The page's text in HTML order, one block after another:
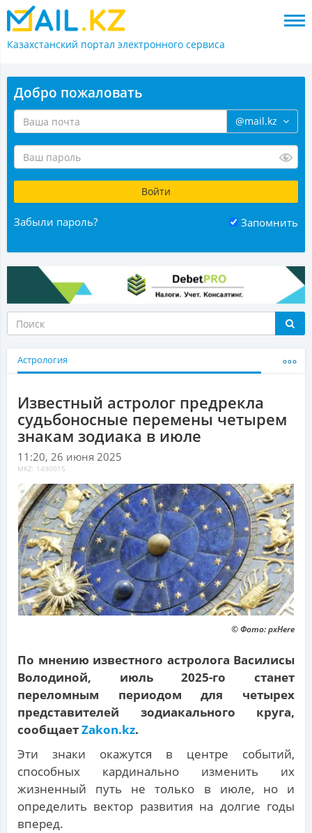
Казахстанский портал электронного сервиса
Добро пожаловать
@mail.kz
Забыли пароль? Запомнить
Астрология
Известный астролог предрекла
судьбоносные перемены четырем
знакам зодиака в июле
11:20, 26 июня 2025
MKZ: 1490015
© Фото: pxHere
По мнению известного астролога Василисы
Володиной, июль 2025-го станет
переломным периодом для четырех
представителей зодиакального круга,
сообщаетZakon.kz.
Эти знаки окажутся в центре событий,
способных кардинально изменить их
жизненный путь не только в июле, но и
определить вектор развития на долгие годы
вперед.